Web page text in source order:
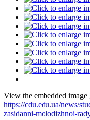
View the embedded image
https://cdu.edu.ua/news/
zasidanni-molodizhnoi-